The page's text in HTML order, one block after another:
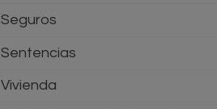
Seguros
Sentencias
Vivienda